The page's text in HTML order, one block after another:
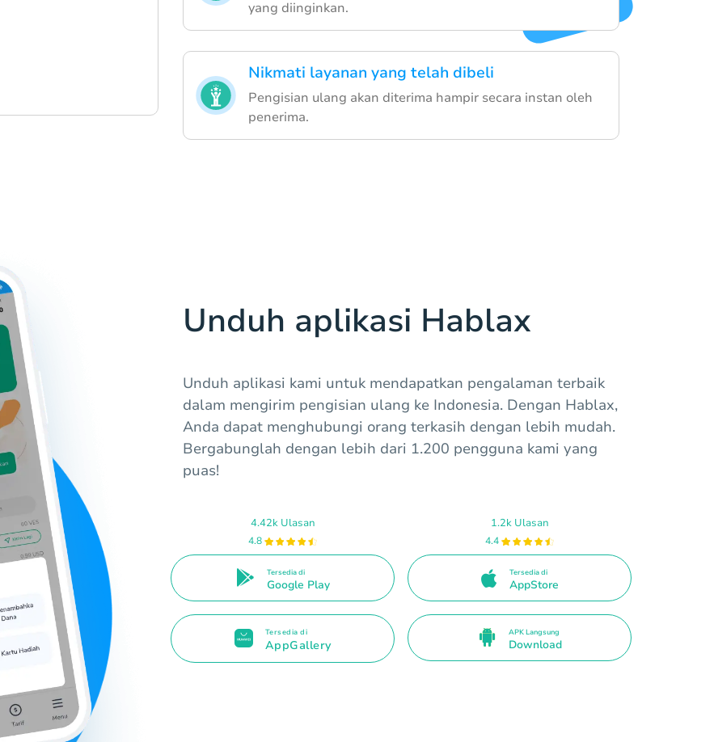
yang diinginkan.
Nikmati layanan yang telah dibeli
Pengisian ulang akan diterima hampir secara instan oleh
penerima.
Unduh aplikasi Hablax
Unduh aplikasi kami untuk mendapatkan pengalaman terbaik
dalam mengirim pengisian ulang ke Indonesia. Dengan Hablax,
Anda dapat menghubungi orang terkasih dengan lebih mudah.
Bergabunglah dengan lebih dari 1.200 pengguna kami yang
puas!
4.42k Ulasan
4.8
Tersedia di
Google Play
1.2k Ulasan
4.4
Tersedia di
AppStore
Tersedia di
AppGallery
APK Langsung
Download